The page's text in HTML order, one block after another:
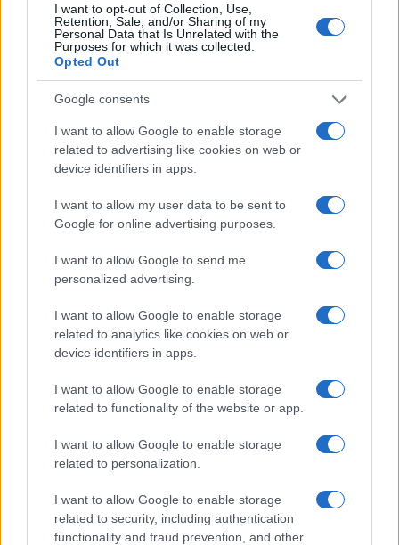
I want to opt-out of Collection, Use,
Retention, Sale, and/or Sharing of my
Personal Data that Is Unrelated with the
Purposes for which it was collected.
Opted Out
Google consents
I want to allow Google to enable storage
related to advertising like cookies on web or
device identifiers in apps.
I want to allow my user data to be sent to
Google for online advertising purposes.
I want to allow Google to send me
personalized advertising.
I want to allow Google to enable storage
related to analytics like cookies on web or
device identifiers in apps.
I want to allow Google to enable storage
related to functionality of the website or app.
I want to allow Google to enable storage
related to personalization.
I want to allow Google to enable storage
related to security, including authentication
functionality and fraud prevention, and other
Premiati a Festambiente 2026 per il contrasto alle
ecomafie e la sostenibilità
PIÙ LETTI
Mondovì e Ceva Ospitano la Scuola di Sostenibilità:
Strategie per il Cambiamento
Legambiente celebra l’impegno per l’ambiente e la
Premiati a Festambiente 2026 per il contrasto alle
Jovanotti e il Jova Summer Party: l’evento che unisce
Sostenibilità e musica al Jova Summer Party 2026:
l’innovazione di Seda Packaging